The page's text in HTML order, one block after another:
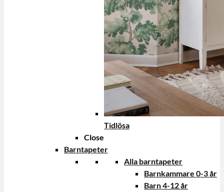
Tidlösa
Close
Barntapeter
Alla barntapeter
Barnkammare 0-3 år
Barn 4-12 år